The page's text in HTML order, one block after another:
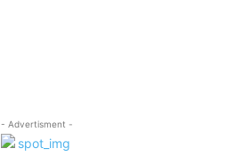
- Advertisment -